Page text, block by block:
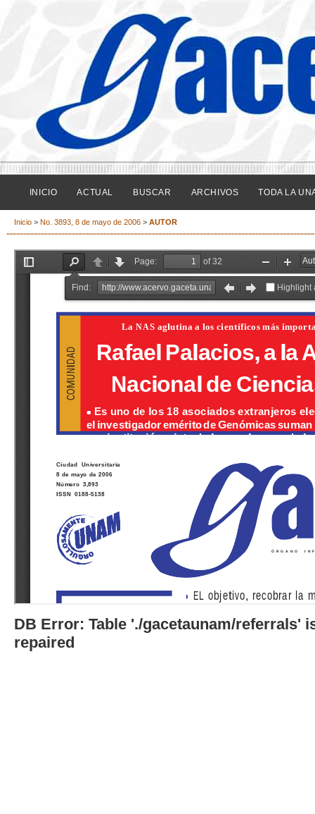
INICIO ACTUAL BUSCAR ARCHIVOS TODA LA
Inicio > No. 3893, 8 de mayo de 2006 > AUTOR
DB Error: Table './gacetaunam/referrals'
repaired